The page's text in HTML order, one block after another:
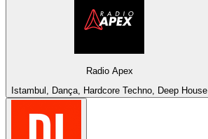
Radio Apex
Istambul, Dança, Hardcore Techno, Deep House